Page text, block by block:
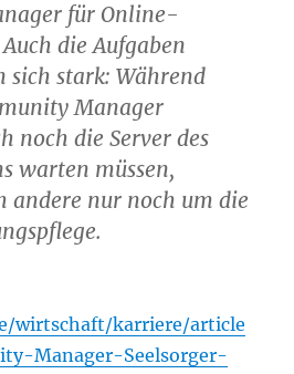
für Online-
die Aufgaben
sich stark: Während
Manager
noch die Server des
warten müssen,
andere nur noch um die
wirtschaft/karriere/article
Manager-Seelsorger-